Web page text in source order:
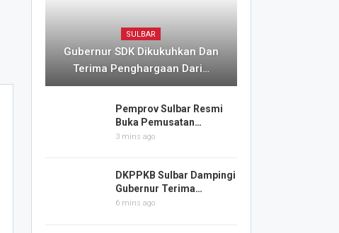
SULBAR
Gubernur SDK Dikukuhkan Dan
Terima Penghargaan Dari…
Pemprov Sulbar Resmi
Buka Pemusatan…
3 mins ago
DKPPKB Sulbar Dampingi
Gubernur Terima…
6 mins ago